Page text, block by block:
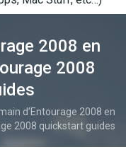
2008 en
2008
d’Entourage 2008 en
2008 quickstart guides